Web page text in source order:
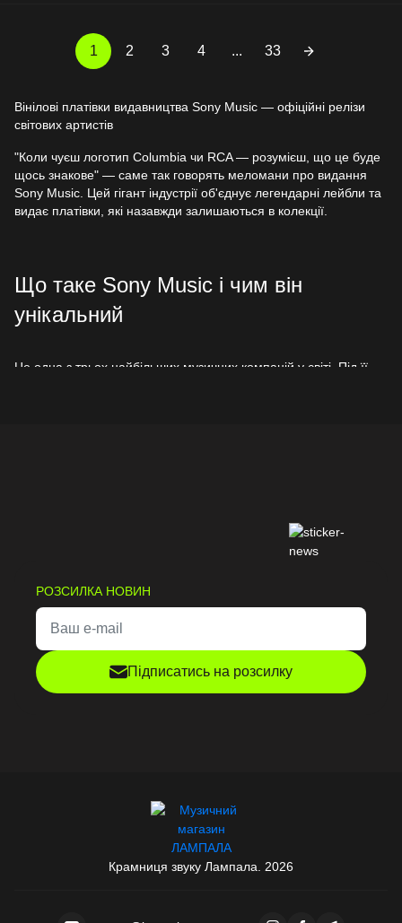
1 2 3 4 ... 33
Вінілові платівки видавництва Sony Music — офіційні релізи
світових артистів
"Коли чуєш логотип Columbia чи RCA — розумієш, що це буде
щось знакове" — саме так говорять меломани про видання
Sony Music. Цей гігант індустрії об'єднує легендарні лейбли та
видає платівки, які назавжди залишаються в колекції.
Що таке Sony Music і чим він
унікальний
Це одна з трьох найбільших музичних компаній у світі. Під її
Офіційні перевидання з ремастером
Подарункові видання та ексклюзивні релізи
Для кого ці платівки
РОЗСИЛКА НОВИН
Підписатись на розсилку
Крамниця звуку Лампала. 2026